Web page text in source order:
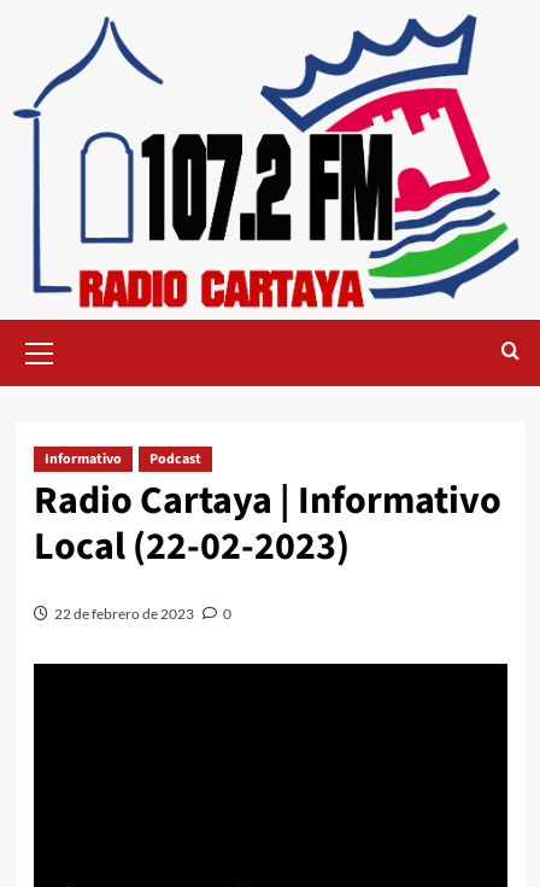
Informativo Podcast
Radio Cartaya | Informativo
Local (22-02-2023)
22 de febrero de 2023 0